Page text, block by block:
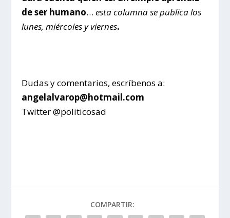
de ser humano…esta columna se publica los
lunes, miércoles y viernes.
Dudas y comentarios, escríbenos a:
angelalvarop@hotmail.com
Twitter @politicosad
COMPARTIR: